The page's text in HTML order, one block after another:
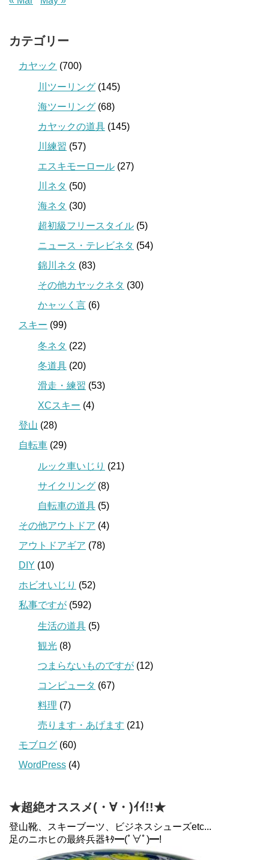
カテゴリー
カヤック (700)
川ツーリング (145)
海ツーリング (68)
カヤックの道具 (145)
川練習 (57)
エスキモーロール (27)
川ネタ (50)
海ネタ (30)
超初級フリースタイル (5)
ニュース・テレビネタ (54)
錦川ネタ (83)
その他カヤックネタ (30)
かャッく言 (6)
スキー (99)
冬ネタ (22)
冬道具 (20)
滑走・練習 (53)
XCスキー (4)
登山 (28)
自転車 (29)
ルック車いじり (21)
サイクリング (8)
自転車の道具 (5)
その他アウトドア (4)
アウトドアギア (78)
DIY (10)
ホビオいじり (52)
私事ですが (592)
生活の道具 (5)
観光 (8)
つまらないものですが (12)
コンピュータ (67)
料理 (7)
売ります・あげます (21)
モブログ (60)
WordPress (4)
★超絶オススメ(・∀・)ｲｲ!!★
登山靴、スキーブーツ、ビジネスシューズetc...
足のニホヒの最終兵器ｷﾀ━(ﾟ∀ﾟ)━!